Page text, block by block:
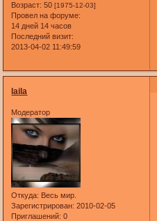
Возраст: 50[1975-12-03]
Провел на форуме:
14 дней 14 часов
Последний визит:
2013-04-02 11:49:59
laila
Модератор
Откуда: Весь мир.
Зарегистрирован: 2010-02-05
Приглашений: 0